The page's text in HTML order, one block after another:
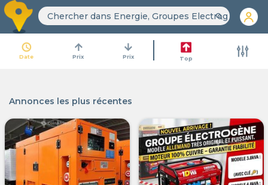
search
access_time
Date
arrow_upward
Prix
arrow_downward
Prix Top
Annonces les plus récentes